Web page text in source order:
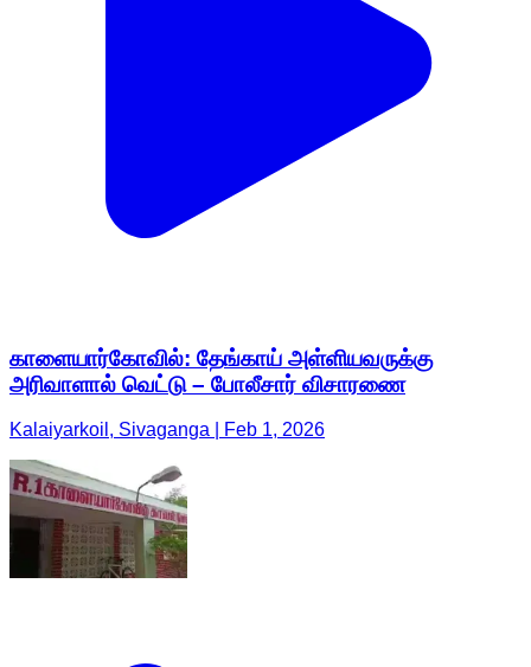
காளையார்கோவில்: தேங்காய் அள்ளியவருக்கு
அரிவாளால் வெட்டு – போலீசார் விசாரணை
Kalaiyarkoil, Sivaganga | Feb 1, 2026